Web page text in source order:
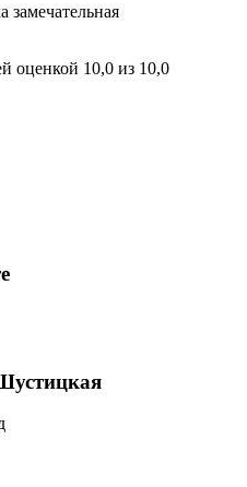
замечательная
оценкой 10,0 из 10,0